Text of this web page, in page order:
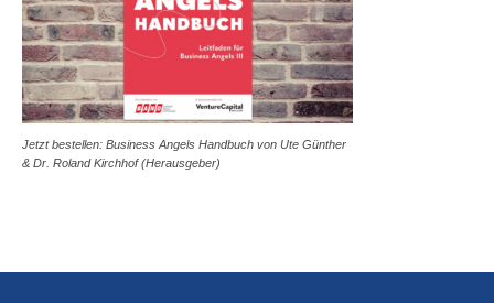
Jetzt bestellen: Business Angels Handbuch von Ute Günther
& Dr. Roland Kirchhof (Herausgeber)